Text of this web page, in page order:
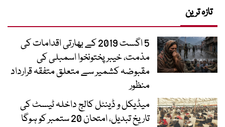
تازہ ترین
5 اگست 2019 کے بھارتی اقدامات کی
مذمت، خیبرپختونخوا اسمبلی کی
مقبوضہ کشمیر سے متعلق متفقہ قرارداد
منظور
میڈیکل و ڈینٹل کالج داخلہ ٹیسٹ کی
تاریخ تبدیل، امتحان 20 ستمبر کو ہوگا